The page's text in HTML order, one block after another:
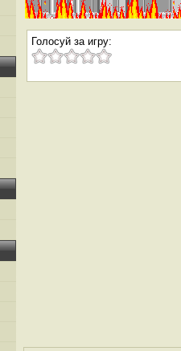
Голосуй за игру: